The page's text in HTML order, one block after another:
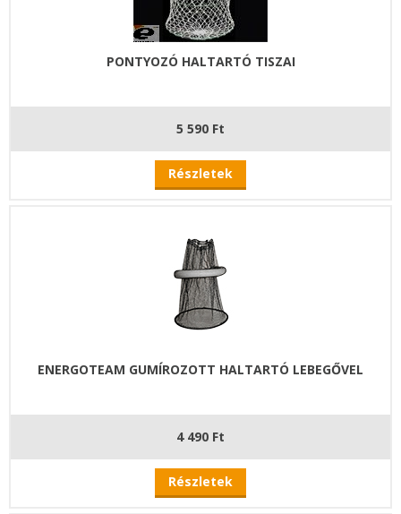
PONTYOZÓ HALTARTÓ TISZAI
5 590 Ft
Részletek
ENERGOTEAM GUMÍROZOTT HALTARTÓ LEBEGŐVEL
4 490 Ft
Részletek